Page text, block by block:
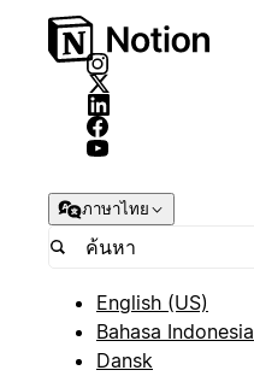
ภาษาไทย
English (US)
Bahasa Indonesia
Dansk